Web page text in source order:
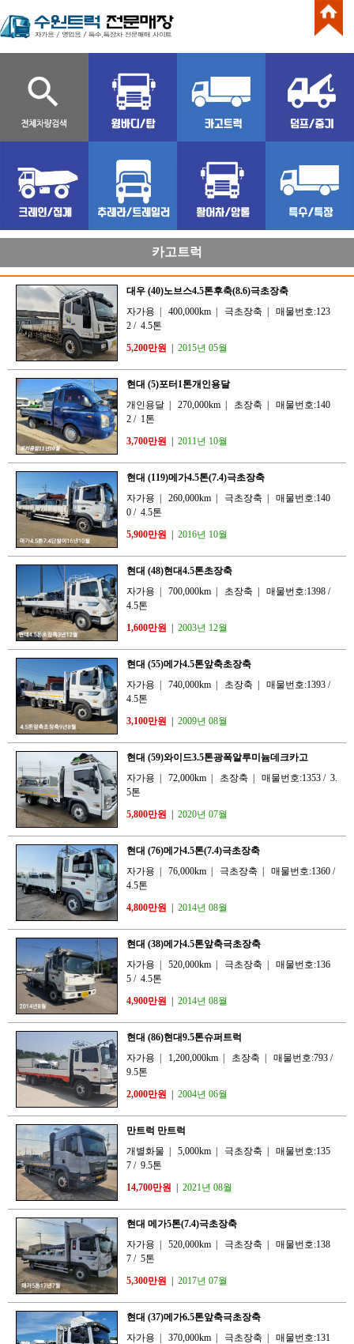
카고트럭
대우 (40)노브스4.5톤후축(8.6)극초장축
자가용
400,000km 극초장축
매물번호:123
2 / 4.5톤
5,200만원
2015년 05월
현대 (5)포터1톤개인용달
개인용달
270,000km 초장축
매물번호:140
2 / 1톤
3,700만원
2011년 10월
현대 (119)메가4.5톤(7.4)극초장축
자가용
260,000km 극초장축
매물번호:140
0 / 4.5톤
5,900만원
2016년 10월
현대 (48)현대4.5톤초장축
자가용
700,000km 초장축 매물번호:1398 /
4.5톤
1,600만원
2003년 12월
현대 (55)메가4.5톤앞축초장축
자가용
740,000km 초장축 매물번호:1393 /
4.5톤
3,100만원
2009년 08월
현대 (59)와이드3.5톤광폭알루미늄데크카고
자가용
72,000km 초장축 매물번호:1353 / 3.
5톤
5,800만원
2020년 07월
현대 (76)메가4.5톤(7.4)극초장축
자가용
76,000km 극초장축 매물번호:1360 /
4.5톤
4,800만원
2014년 08월
현대 (38)메가4.5톤앞축극초장축
자가용
520,000km 극초장축
매물번호:136
5 / 4.5톤
4,900만원
2014년 08월
현대 (86)현대9.5톤슈퍼트럭
자가용
1,200,000km 초장축 매물번호:793 /
9.5톤
2,000만원
2004년 06월
만트럭 만트럭
개별화물
5,000km 극초장축
매물번호:135
7 / 9.5톤
14,700만원
2021년 08월
현대 메가5톤(7.4)극초장축
자가용
520,000km 극초장축
매물번호:138
7 / 5톤
5,300만원
2017년 07월
현대 (37)메가6.5톤앞축극초장축
자가용
370,000km 극초장축
매물번호:131